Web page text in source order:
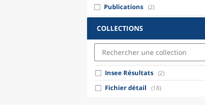
Publications (2)
COLLECTIONS
Insee Résultats (2)
Fichier détail (18)